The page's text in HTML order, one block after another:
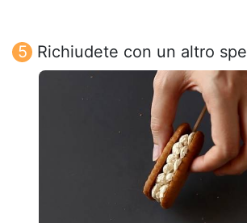
Richiudete con un altro